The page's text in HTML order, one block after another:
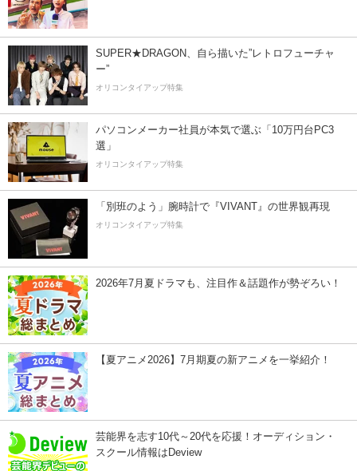
SUPER★DRAGON、自ら描いた”レトロフューチャ
ー”
オリコンタイアップ特集
パソコンメーカー社員が本気で選ぶ「10万円台PC3
選」
オリコンタイアップ特集
「別班のよう」腕時計で『VIVANT』の世界観再現
オリコンタイアップ特集
2026年7月夏ドラマも、注目作＆話題作が勢ぞろい！
【夏アニメ2026】7月期夏の新アニメを一挙紹介！
芸能界を志す10代～20代を応援！オーディション・
スクール情報はDeview